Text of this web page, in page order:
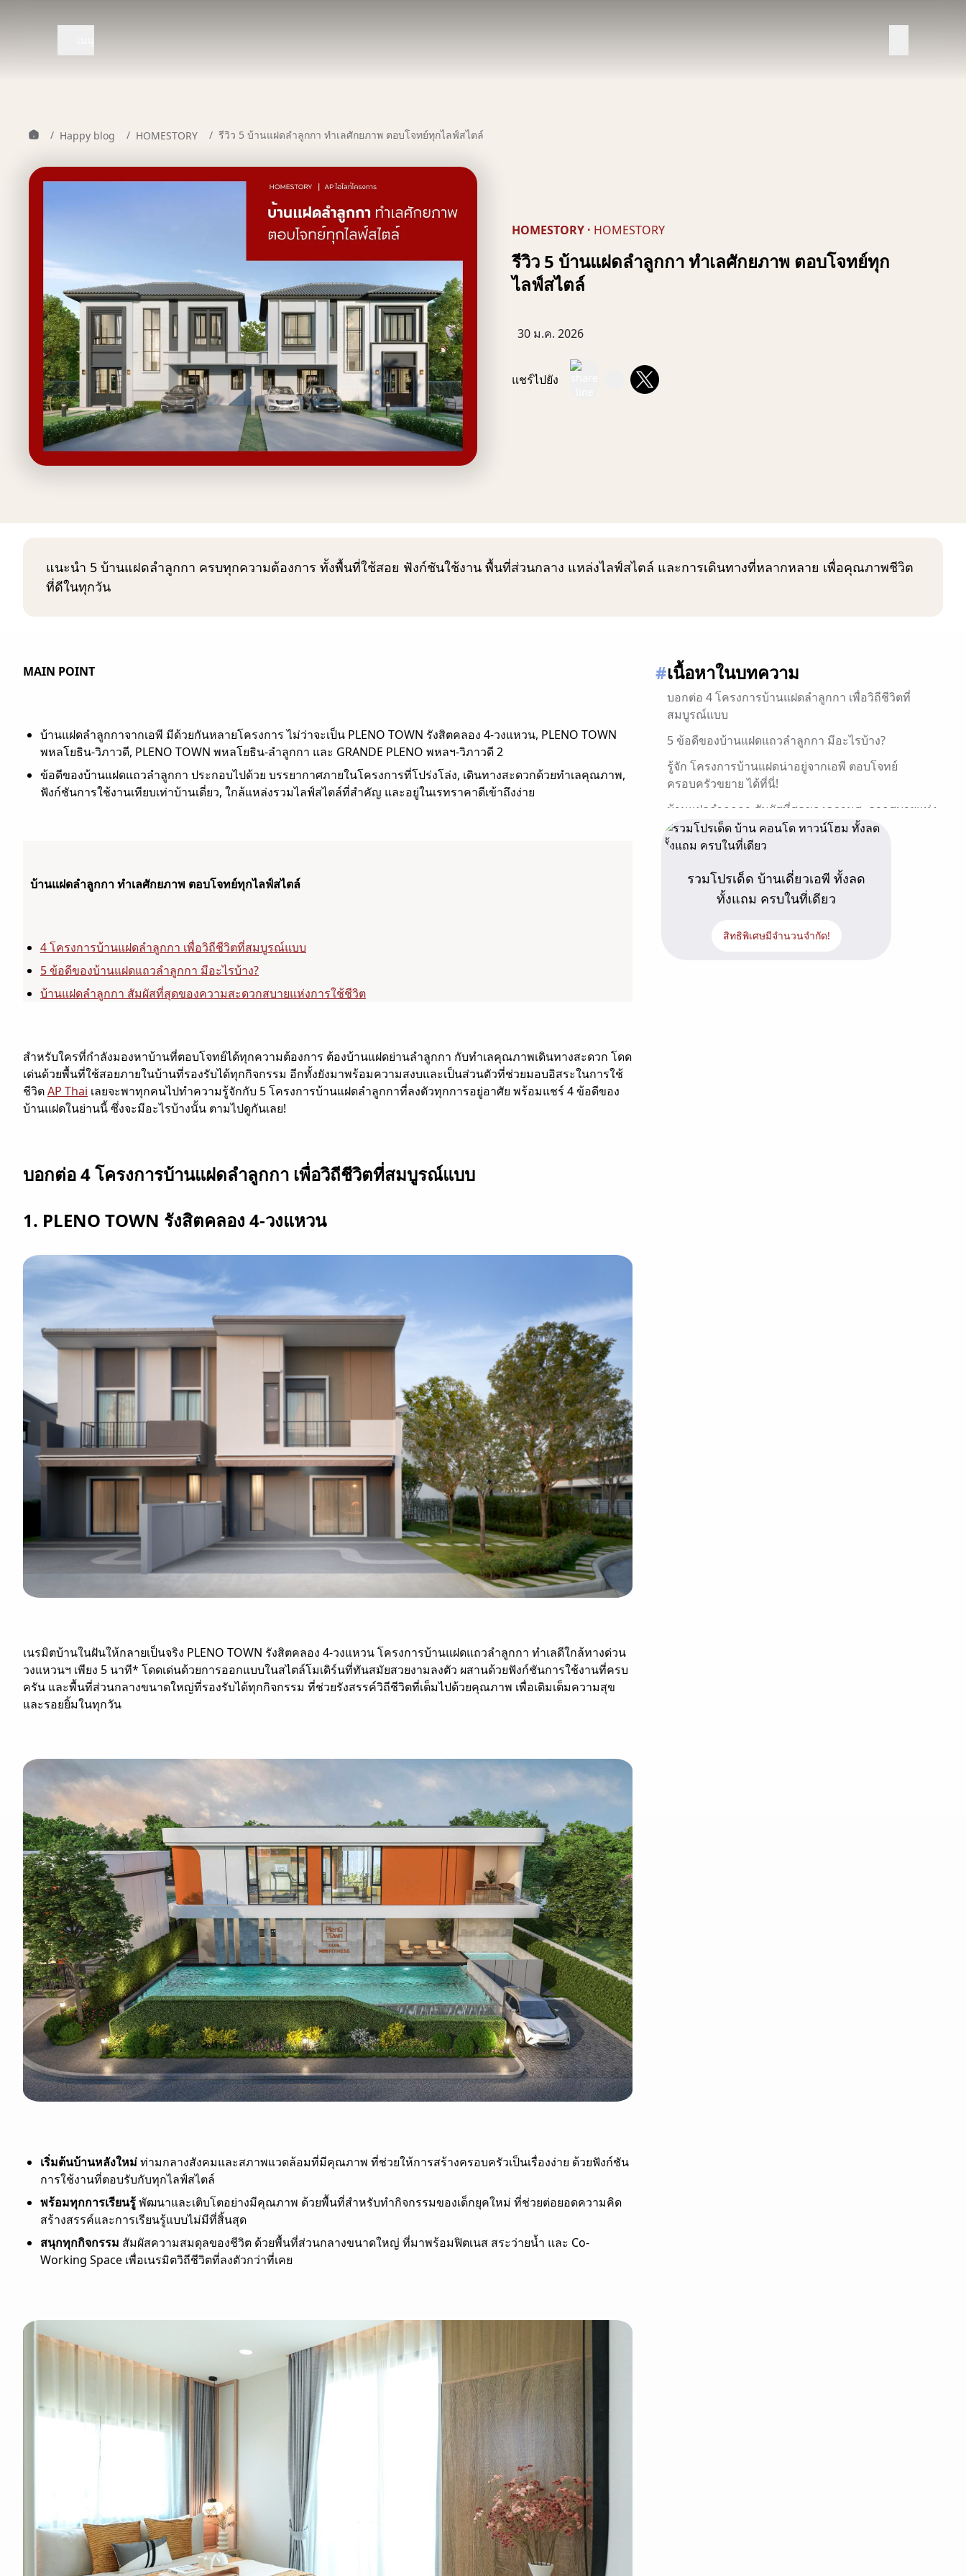
/ Happy blog / HOMESTORY / รีวิว 5 บ้านแฝดลำลูกกา ทำเลศักยภาพ ตอบโจทย์ทุกไลฟ์สไตล์
HOMESTORY · HOMESTORY
รีวิว 5 บ้านแฝดลำลูกกา ทำเลศักยภาพ ตอบโจทย์ทุก
ไลฟ์สไตล์
30 ม.ค. 2026
แชร์ไปยัง
แนะนำ 5 บ้านแฝดลำลูกกา ครบทุกความต้องการ ทั้งพื้นที่ใช้สอย ฟังก์ชันใช้งาน พื้นที่ส่วนกลาง แหล่งไลฟ์สไตล์ และการเดินทางที่หลากหลาย เพื่อคุณภาพชีวิต
ที่ดีในทุกวัน
#เนื้อหาในบทความ
บอกต่อ 4 โครงการบ้านแฝดลำลูกกา เพื่อวิถีชีวิตที่
สมบูรณ์แบบ
5 ข้อดีของบ้านแฝดแถวลำลูกกา มีอะไรบ้าง?
รู้จัก โครงการบ้านแฝดน่าอยู่จากเอพี ตอบโจทย์
ครอบครัวขยาย ได้ที่นี่!
บ้านแฝดลำลูกกา สัมผัสที่สุดของความสะดวกสบายแห่ง
การใช้ชีวิต
เอพีไทยแลนด์ ช่วยเติมเต็มความหมายของชีวิต
รวมโปรเด็ด บ้านเดี่ยวเอพี ทั้งลด
ทั้งแถม ครบในที่เดียว
สิทธิพิเศษมีจำนวนจำกัด!
MAIN POINT
บ้านแฝดลำลูกกาจากเอพี มีด้วยกันหลายโครงการ ไม่ว่าจะเป็น PLENO TOWN รังสิตคลอง 4-วงแหวน, PLENO TOWN
พหลโยธิน-วิภาวดี, PLENO TOWN พหลโยธิน-ลำลูกกา และ GRANDE PLENO พหลฯ-วิภาวดี 2
ข้อดีของบ้านแฝดแถวลำลูกกา ประกอบไปด้วย บรรยากาศภายในโครงการที่โปร่งโล่ง, เดินทางสะดวกด้วยทำเลคุณภาพ,
ฟังก์ชันการใช้งานเทียบเท่าบ้านเดี่ยว, ใกล้แหล่งรวมไลฟ์สไตล์ที่สำคัญ และอยู่ในเรทราคาดีเข้าถึงง่าย
บ้านแฝดลำลูกกา ทำเลศักยภาพ ตอบโจทย์ทุกไลฟ์สไตล์
4 โครงการบ้านแฝดลำลูกกา เพื่อวิถีชีวิตที่สมบูรณ์แบบ
5 ข้อดีของบ้านแฝดแถวลำลูกกา มีอะไรบ้าง?
บ้านแฝดลำลูกกา สัมผัสที่สุดของความสะดวกสบายแห่งการใช้ชีวิต
สำหรับใครที่กำลังมองหาบ้านที่ตอบโจทย์ได้ทุกความต้องการ ต้องบ้านแฝดย่านลำลูกกา กับทำเลคุณภาพเดินทางสะดวก โดด
เด่นด้วยพื้นที่ใช้สอยภายในบ้านที่รองรับได้ทุกกิจกรรม อีกทั้งยังมาพร้อมความสงบและเป็นส่วนตัวที่ช่วยมอบอิสระในการใช้
ชีวิตAP Thai เลยจะพาทุกคนไปทำความรู้จักกับ 5 โครงการบ้านแฝดลำลูกกาที่ลงตัวทุกการอยู่อาศัย พร้อมแชร์ 4 ข้อดีของ
บ้านแฝดในย่านนี้ ซึ่งจะมีอะไรบ้างนั้น ตามไปดูกันเลย!
บอกต่อ 4 โครงการบ้านแฝดลำลูกกา เพื่อวิถีชีวิตที่สมบูรณ์แบบ
1. PLENO TOWN รังสิตคลอง 4-วงแหวน
เนรมิตบ้านในฝันให้กลายเป็นจริง PLENO TOWN รังสิตคลอง 4-วงแหวน โครงการบ้านแฝดแถวลำลูกกา ทำเลดีใกล้ทางด่วน
วงแหวนฯ เพียง 5 นาที* โดดเด่นด้วยการออกแบบในสไตล์โมเดิร์นที่ทันสมัยสวยงามลงตัว ผสานด้วยฟังก์ชันการใช้งานที่ครบ
ครัน และพื้นที่ส่วนกลางขนาดใหญ่ที่รองรับได้ทุกกิจกรรม ที่ช่วยรังสรรค์วิถีชีวิตที่เต็มไปด้วยคุณภาพ เพื่อเติมเต็มความสุข
และรอยยิ้มในทุกวัน
เริ่มต้นบ้านหลังใหม่ท่ามกลางสังคมและสภาพแวดล้อมที่มีคุณภาพ ที่ช่วยให้การสร้างครอบครัวเป็นเรื่องง่าย ด้วยฟังก์ชัน
การใช้งานที่ตอบรับกับทุกไลฟ์สไตล์
พร้อมทุกการเรียนรู้พัฒนาและเติบโตอย่างมีคุณภาพ ด้วยพื้นที่สำหรับทำกิจกรรมของเด็กยุคใหม่ ที่ช่วยต่อยอดความคิด
สร้างสรรค์และการเรียนรู้แบบไม่มีที่สิ้นสุด
สนุกทุกกิจกรรม สัมผัสความสมดุลของชีวิต ด้วยพื้นที่ส่วนกลางขนาดใหญ่ ที่มาพร้อมฟิตเนส สระว่ายน้ำ และ Co-
Working Space เพื่อเนรมิตวิถีชีวิตที่ลงตัวกว่าที่เคย